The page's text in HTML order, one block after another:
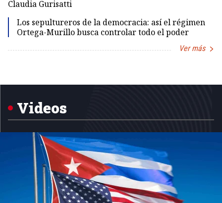
Claudia Gurisatti
Los sepultureros de la democracia: así el régimen
Ortega-Murillo busca controlar todo el poder
Ver más
5
Videos